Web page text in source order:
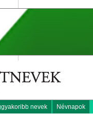
nevek Névnapok